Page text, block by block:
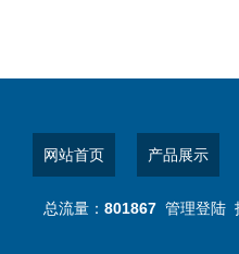
网站首页 产品展示
总流量： 801867 管理登陆